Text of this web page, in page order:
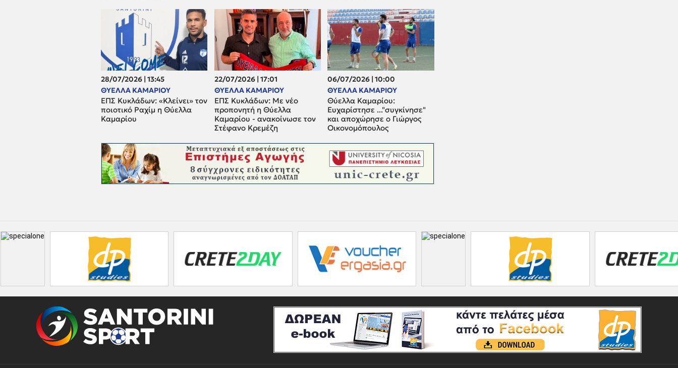
28/07/2026 | 13:45
ΘΥΕΛΛΑ ΚΑΜΑΡΙΟΥ
ΕΠΣ Κυκλάδων: «Κλείνει» τον
ποιοτικό Ραχίμ η Θύελλα
Καμαρίου
22/07/2026 | 17:01
ΘΥΕΛΛΑ ΚΑΜΑΡΙΟΥ
ΕΠΣ Κυκλάδων: Με νέο
προπονητή η Θύελλα
Καμαρίου - ανακοίνωσε τον
Στέφανο Κρεμέζη
06/07/2026 | 10:00
ΘΥΕΛΛΑ ΚΑΜΑΡΙΟΥ
Θύελλα Καμαρίου:
Ευχαρίστησε ..."συγκίνησε"
και αποχώρησε ο Γιώργος
Οικονομόπουλος